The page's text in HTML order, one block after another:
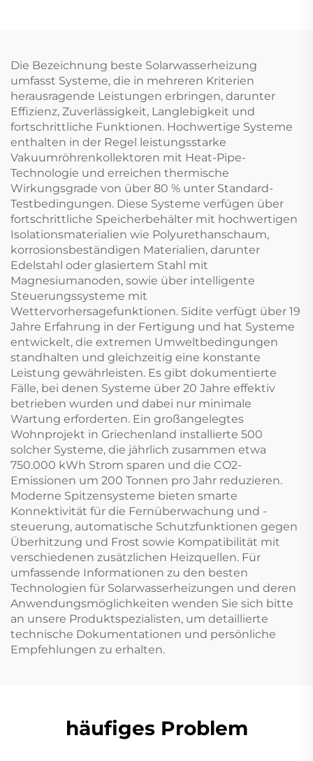
freistehend
Indoor- und Outdoor-
Schwimmbädern
Die Bezeichnung beste Solarwasserheizung
umfasst Systeme, die in mehreren Kriterien
herausragende Leistungen erbringen, darunter
Effizienz, Zuverlässigkeit, Langlebigkeit und
fortschrittliche Funktionen. Hochwertige Systeme
enthalten in der Regel leistungsstarke
Vakuumröhrenkollektoren mit Heat-Pipe-
Technologie und erreichen thermische
Wirkungsgrade von über 80 % unter Standard-
Testbedingungen. Diese Systeme verfügen über
fortschrittliche Speicherbehälter mit hochwertigen
Isolationsmaterialien wie Polyurethanschaum,
korrosionsbeständigen Materialien, darunter
Edelstahl oder glasiertem Stahl mit
Magnesiumanoden, sowie über intelligente
Steuerungssysteme mit
Wettervorhersagefunktionen. Sidite verfügt über 19
Jahre Erfahrung in der Fertigung und hat Systeme
entwickelt, die extremen Umweltbedingungen
standhalten und gleichzeitig eine konstante
Leistung gewährleisten. Es gibt dokumentierte
Fälle, bei denen Systeme über 20 Jahre effektiv
betrieben wurden und dabei nur minimale
Wartung erforderten. Ein großangelegtes
Wohnprojekt in Griechenland installierte 500
solcher Systeme, die jährlich zusammen etwa
750.000 kWh Strom sparen und die CO2-
Emissionen um 200 Tonnen pro Jahr reduzieren.
Moderne Spitzensysteme bieten smarte
Konnektivität für die Fernüberwachung und -
steuerung, automatische Schutzfunktionen gegen
Überhitzung und Frost sowie Kompatibilität mit
verschiedenen zusätzlichen Heizquellen. Für
umfassende Informationen zu den besten
Technologien für Solarwasserheizungen und deren
Anwendungsmöglichkeiten wenden Sie sich bitte
an unsere Produktspezialisten, um detaillierte
technische Dokumentationen und persönliche
Empfehlungen zu erhalten.
häufiges Problem